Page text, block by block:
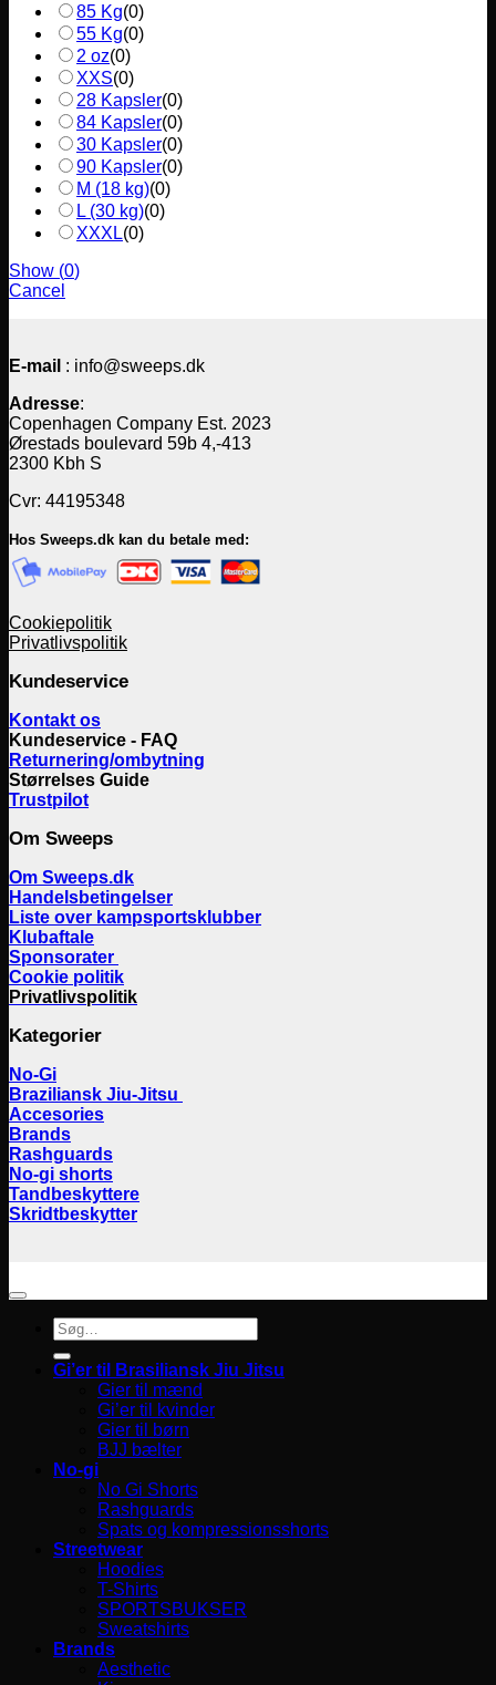
85 Kg(0)
55 Kg(0)
2 oz(0)
XXS(0)
28 Kapsler(0)
84 Kapsler(0)
30 Kapsler(0)
90 Kapsler(0)
M (18 kg)(0)
L (30 kg)(0)
XXXL(0)
Show (0)
Cancel
E-mail : info@sweeps.dk
Adresse:
Copenhagen Company Est. 2023
Ørestads boulevard 59b 4,-413
2300 Kbh S
Cvr: 44195348
Hos Sweeps.dk kan du betale med:
Cookiepolitik
Privatlivspolitik
Kundeservice
Kontakt os
Kundeservice - FAQ
Returnering/ombytning
Størrelses Guide
Trustpilot
Om Sweeps
Om Sweeps.dk
Handelsbetingelser
Liste over kampsportsklubber
Klubaftale
Sponsorater
Cookie politik
Privatlivspolitik
Kategorier
No-Gi
Braziliansk Jiu-Jitsu
Accesories
Brands
Rashguards
No-gi shorts
Tandbeskyttere
Skridtbeskytter
Søg
efter:
Gi’er til Brasiliansk Jiu Jitsu
Gier til mænd
Gi’er til kvinder
Gier til børn
BJJ bælter
No-gi
No Gi Shorts
Rashguards
Spats og kompressionsshorts
Streetwear
Hoodies
T-Shirts
SPORTSBUKSER
Sweatshirts
Brands
Aesthetic